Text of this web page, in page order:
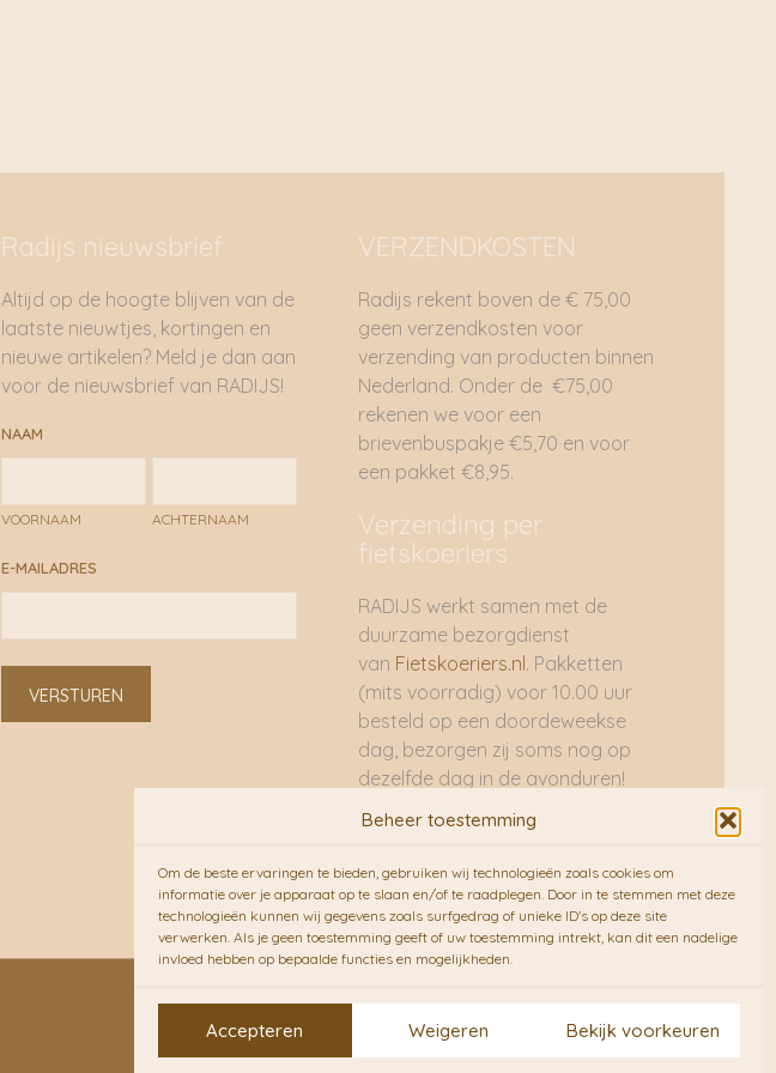
Beheer toestemming
Om de beste ervaringen te bieden, gebruiken wij technologieën zoals cookies om
informatie over je apparaat op te slaan en/of te raadplegen. Door in te stemmen met deze
technologieën kunnen wij gegevens zoals surfgedrag of unieke ID's op deze site
verwerken. Als je geen toestemming geeft of uw toestemming intrekt, kan dit een nadelige
invloed hebben op bepaalde functies en mogelijkheden.
Accepteren Weigeren Bekijk voorkeuren
Radijs nieuwsbrief
Altijd op de hoogte blijven van de
laatste nieuwtjes, kortingen en
nieuwe artikelen? Meld je dan aan
voor de nieuwsbrief van RADIJS!
NAAM
VOORNAAM ACHTERNAAM
E-MAILADRES
VERSTUREN
VERZENDKOSTEN
Radijs rekent boven de € 75,00
geen verzendkosten voor
verzending van producten binnen
Nederland. Onder de €75,00
rekenen we voor een
brievenbuspakje €5,70 en voor
een pakket €8,95.
Verzending per
fietskoeriers
RADIJS werkt samen met de
duurzame bezorgdienst
van Fietskoeriers.nl . Pakketten
(mits voorradig) voor 10.00 uur
besteld op een doordeweekse
dag, bezorgen zij soms nog op
dezelfde dag in de avonduren!
Brievenbuspakjes de volgende
dag. En waar mogelijk ook echt
op de fiets!!